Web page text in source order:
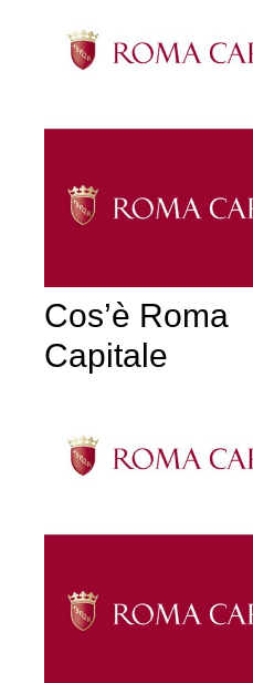
Cos’è Roma
Capitale